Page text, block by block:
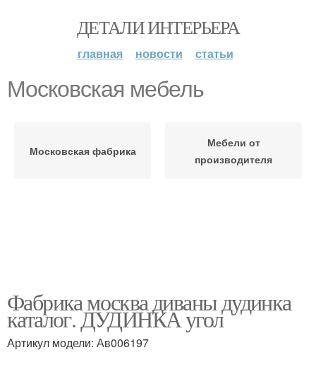
ДЕТАЛИ ИНТЕРЬЕРА
главная новости статьи
Московская мебель
Московская фабрика
Мебели от
производителя
Фабрика москва диваны дудинка
каталог. ДУДИНКА угол
Артикул модели: Ав006197